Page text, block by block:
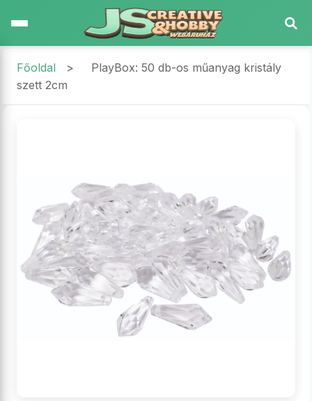
Főoldal >
PlayBox: 50 db-os műanyag kristály
szett 2cm